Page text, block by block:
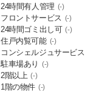
24時間有人管理 (-)
フロントサービス (-)
24時間ゴミ出し可 (-)
住戸内覧可能 (-)
コンシェルジュサービス
駐車場あり (-)
2階以上 (-)
1階の物件 (-)